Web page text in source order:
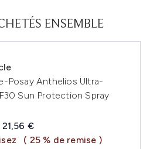
ENSEMBLE
Posay Anthelios Ultra-
Sun Protection Spray
:
Prix ​​actuel :
21,56 €
( 25 % de remise )